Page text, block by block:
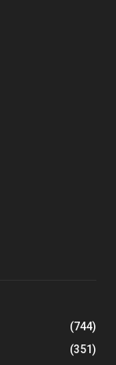
(744)
(351)